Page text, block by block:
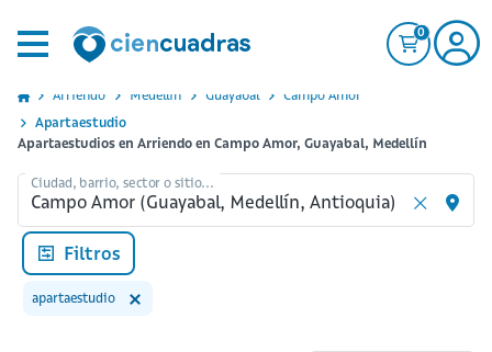
0
Arriendo Medellin Guayabal
Campo Amor
Apartaestudio
Apartaestudios en Arriendo en Campo Amor, Guayabal, Medellín
Ciudad, barrio, sector o sitio...
Filtros
apartaestudio